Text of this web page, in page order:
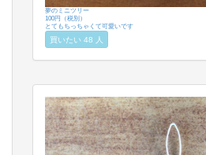
夢のミニツリー
100円（税別）
とてもちっちゃくて可愛いです
買いたい 48 人